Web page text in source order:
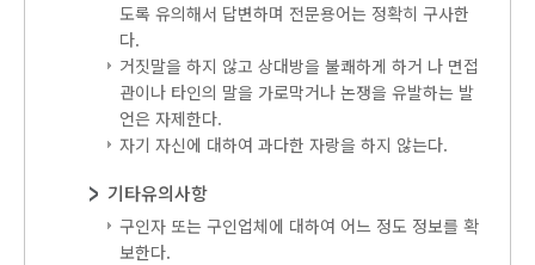
도록 유의해서 답변하며 전문용어는 정확히 구사한
다.
거짓말을 하지 않고 상대방을 불쾌하게 하거 나 면접
관이나 타인의 말을 가로막거나 논쟁을 유발하는 발
언은 자제한다.
자기 자신에 대하여 과다한 자랑을 하지 않는다.
기타유의사항
구인자 또는 구인업체에 대하여 어느 정도 정보를 확
보한다.